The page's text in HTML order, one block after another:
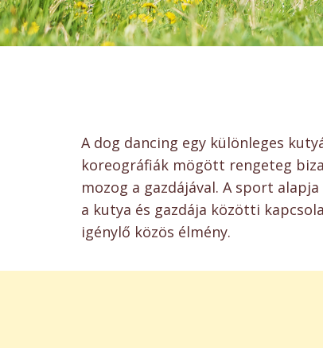
A dog dancing egy különleges
koreográfiák mögött rengeteg
mozog a gazdájával. A sport
a kutya és gazdája közötti
igénylő közös élmény.